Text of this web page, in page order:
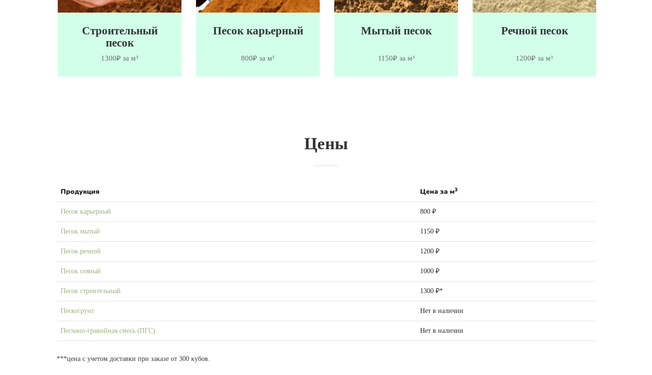
Строительный
песок
1300₽ за м³
Песок карьерный
800₽ за м³
Мытый песок
1150₽ за м³
Речной песок
1200₽ за м³
Цены
Продукция Цена за м3
Песок карьерный 800 ₽
Песок мытый 1150 ₽
Песок речной 1200 ₽
Песок сеяный 1000 ₽
Песок строительный 1300 ₽*
Пескогрунт Нет в наличии
Песчано-гравийная смесь (ПГС) Нет в наличии
***цена с учетом доставки при заказе от 300 кубов.